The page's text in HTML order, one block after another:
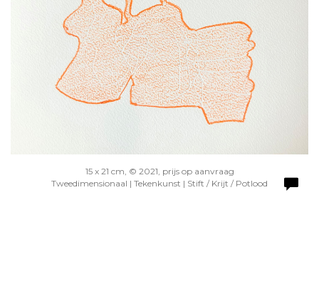
15 x 21 cm, © 2021, prijs op aanvraag
Tweedimensionaal | Tekenkunst | Stift / Krijt / Potlood